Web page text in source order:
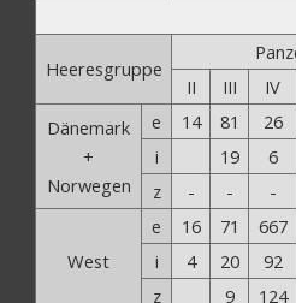
Heeresgruppe
II
III IV
Dänemark
+
Norwegen
e 14 81 26
i
19 6
z
- - -
West
e 16 71 667
i
4 20 92
z
9 124